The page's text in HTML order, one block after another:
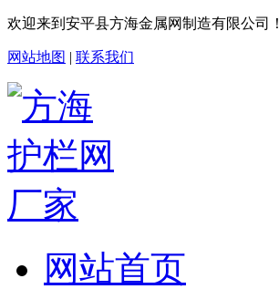
欢迎来到安平县方海金属网制造有限公司！
网站地图 | 联系我们
网站首页